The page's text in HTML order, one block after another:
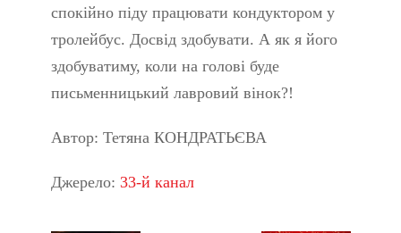
спокійно піду працювати кондуктором у
тролейбус. Досвід здобувати. А як я його
здобуватиму, коли на голові буде
письменницький лавровий вінок?!
Автор: Тетяна КОНДРАТЬЄВА
Джерело: 33-й канал